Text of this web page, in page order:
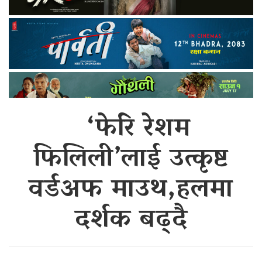
‘फेरि रेशम
फिलिली’लाई उत्कृष्ट
वर्डअफ माउथ,हलमा
दर्शक बढ्दै